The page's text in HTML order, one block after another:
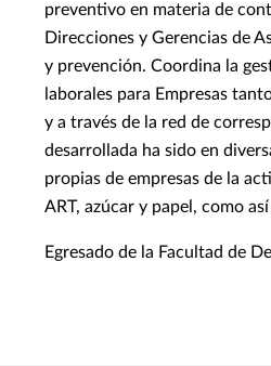
preventivo en materia de
Direcciones y Gerencias de
y prevención. Coordina la
laborales para Empresas
y a través de la red de
desarrollada ha sido en
propias de empresas de la
ART, azúcar y papel, como
Egresado de la Facultad de